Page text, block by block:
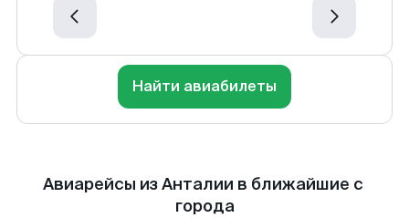
Найти авиабилеты
Авиарейсы из Анталии в ближайшие с
города